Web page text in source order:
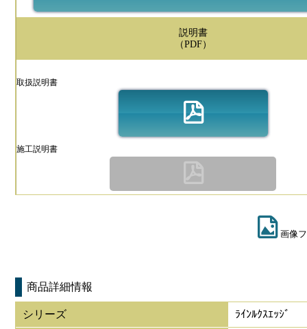
説明書
（PDF）
取扱説明書
施工説明書
画像
商品詳細情報
シリーズ ﾗｲﾝﾙｸｽｴｯｼﾞ